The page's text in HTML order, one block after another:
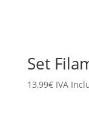
Set
13,99€ IVA